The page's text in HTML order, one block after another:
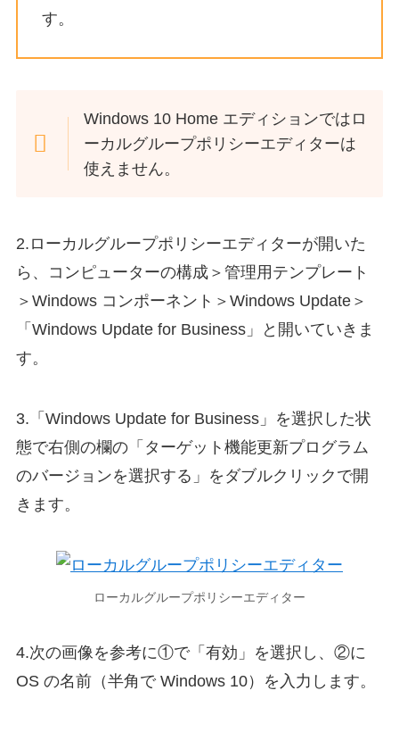
す。
Windows 10 Home エディションではロ
ーカルグループポリシーエディターは
使えません。
2.ローカルグループポリシーエディターが開いた
ら、コンピューターの構成＞管理用テンプレート
＞Windows コンポーネント＞Windows Update＞
「Windows Update for Business」と開いていきま
す。
3.「Windows Update for Business」を選択した状
態で右側の欄の「ターゲット機能更新プログラム
のバージョンを選択する」をダブルクリックで開
きます。
ローカルグループポリシーエディター
4.次の画像を参考に①で「有効」を選択し、②に
OS の名前（半角で Windows 10）を入力します。